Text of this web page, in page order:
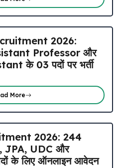
2026:
Professor और
के 03 पदों पर भर्ती
More
2026: 244
JPA, UDC और
के लिए ऑनलाइन आवेदन